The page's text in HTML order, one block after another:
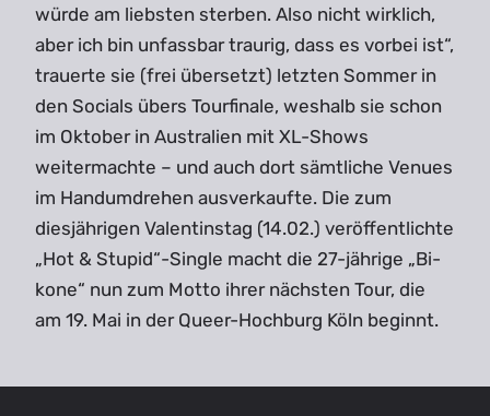
würde am liebsten sterben. Also nicht wirklich,
aber ich bin unfassbar traurig, dass es vorbei ist“,
trauerte sie (frei übersetzt) letzten Sommer in
den Socials übers Tourfinale, weshalb sie schon
im Oktober in Australien mit XL-Shows
weitermachte – und auch dort sämtliche Venues
im Handumdrehen ausverkaufte. Die zum
diesjährigen Valentinstag (14.02.) veröffentlichte
„Hot & Stupid“-Single macht die 27-jährige „Bi-
kone“ nun zum Motto ihrer nächsten Tour, die
am 19. Mai in der Queer-Hochburg Köln beginnt.